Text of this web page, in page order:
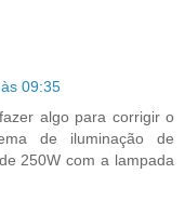
09:35
algo para corrigir o
de iluminação de
250W com a lampada